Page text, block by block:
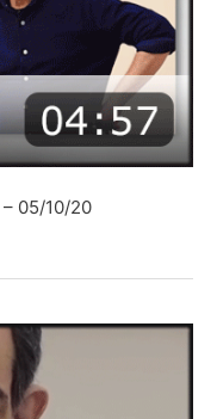
05/10/20